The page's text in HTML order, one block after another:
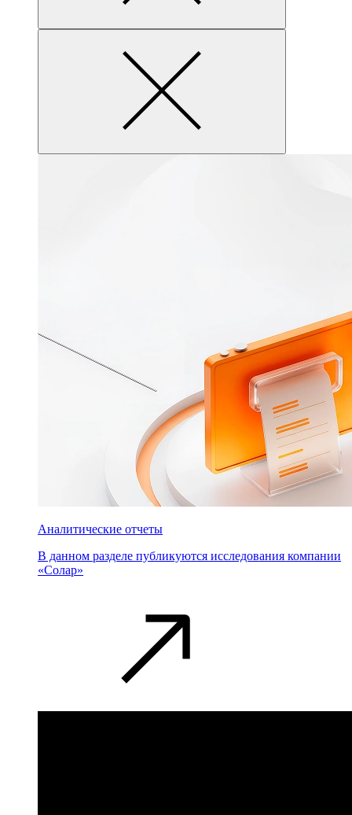
Аналитические отчеты
В данном разделе публикуются исследования компании
«Солар»